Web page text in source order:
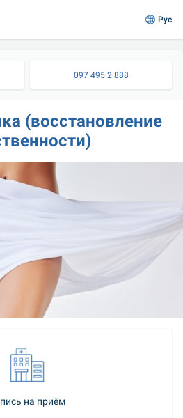
Рус
097 495 2 888
(восстановление
на приём